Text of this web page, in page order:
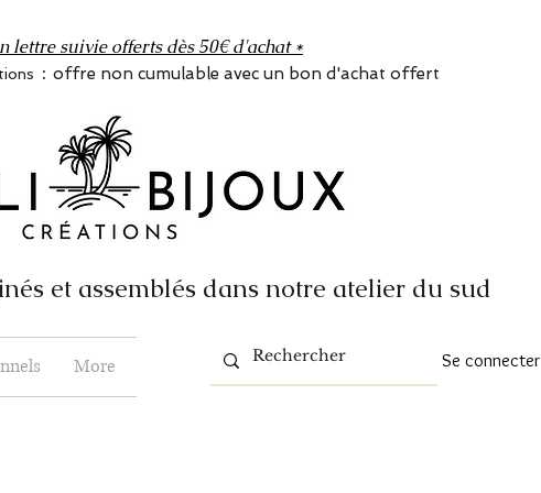
lettre suivie offerts dès 50€ d'achat *
: offre non cumulable avec un bon d'achat offert
et assemblés dans notre atelier du sud
More Se connecter